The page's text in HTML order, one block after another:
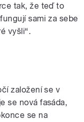
tak, že teď to
sami za sebe
vyšli“.
založení se v
se nová fasáda,
se na